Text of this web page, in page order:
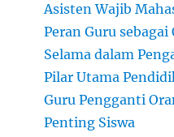
Asisten Wajib
Peran Guru
Selama dalam
Pilar Utama
Guru Pengganti
Penting Siswa